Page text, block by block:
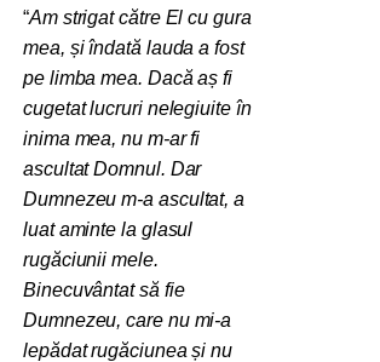
“Am strigat către El cu gura
mea, și îndată lauda a fost
pe limba mea. Dacă aș fi
cugetat lucruri nelegiuite în
inima mea, nu m-ar fi
ascultat Domnul. Dar
Dumnezeu m-a ascultat, a
luat aminte la glasul
rugăciunii mele.
Binecuvântat să fie
Dumnezeu, care nu mi-a
lepădat rugăciunea și nu